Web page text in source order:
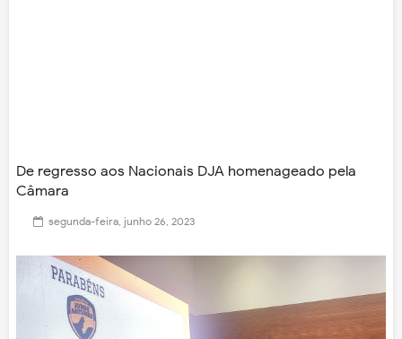
De regresso aos Nacionais DJA homenageado pela
Câmara
segunda-feira, junho 26, 2023